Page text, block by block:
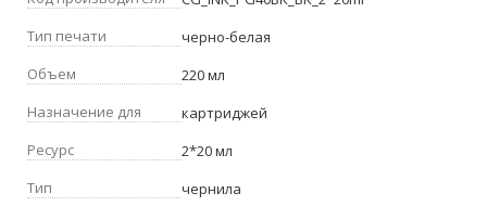
Тип печати
черно-белая
Объем
220 мл
Назначение для
картриджей
Ресурс
2*20 мл
Тип
чернила